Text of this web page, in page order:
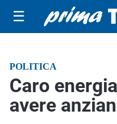
☰
POLITICA
Caro
avere